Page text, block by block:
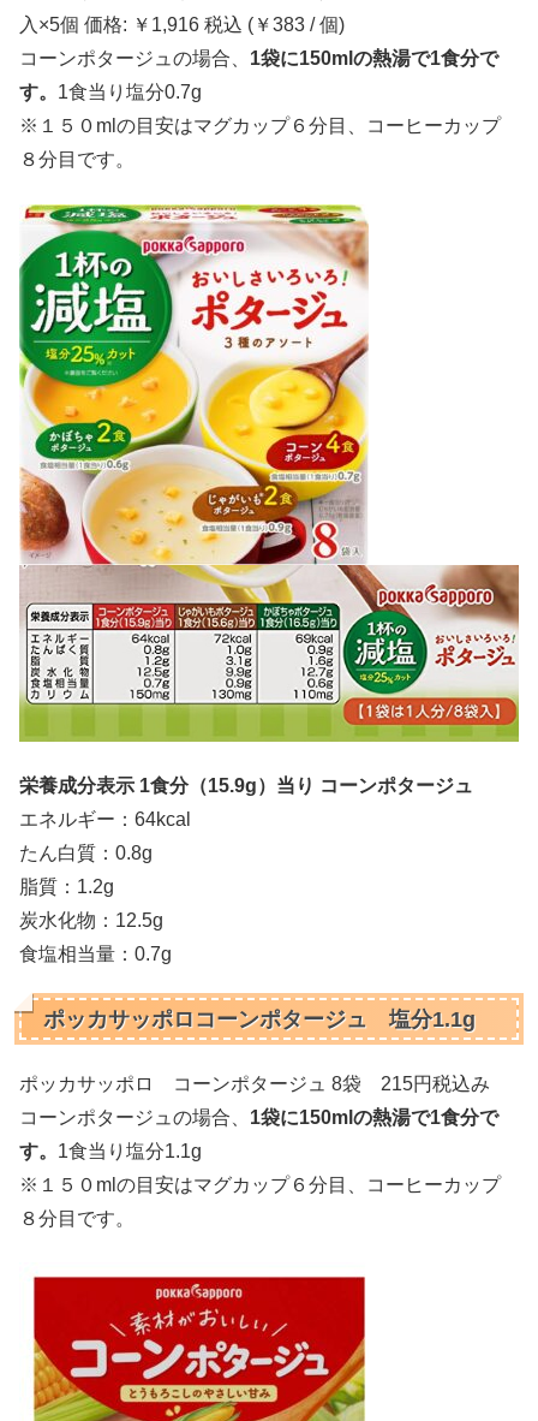
入×5個 価格: ￥1,916 税込 (￥383 / 個)
コーンポタージュの場合、 1袋に150mlの熱湯で1食分で
す。 1食当り塩分0.7g
※１５０mlの目安はマグカップ６分目、コーヒーカップ
８分目です。
栄養成分表示 1食分（15.9g）当り コーンポタージュ
エネルギー：64kcal
たん白質：0.8g
脂質：1.2g
炭水化物：12.5g
食塩相当量：0.7g
ポッカサッポロコーンポタージュ 塩分1.1g
ポッカサッポロ コーンポタージュ 8袋 215円税込み
コーンポタージュの場合、 1袋に150mlの熱湯で1食分で
す。 1食当り塩分1.1g
※１５０mlの目安はマグカップ６分目、コーヒーカップ
８分目です。